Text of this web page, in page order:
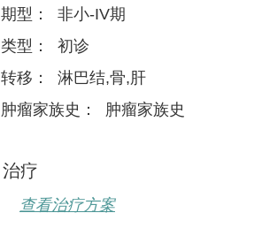
期型：
非小-IV期
类型：
初诊
转移：
淋巴结,骨,肝
肿瘤家族史：
肿瘤家族史
治疗
查看治疗方案